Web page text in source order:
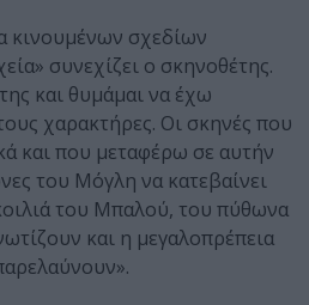
κινουμένων σχεδίων
συνεχίζει ο σκηνοθέτης.
και θυμάμαι να έχω
χαρακτήρες. Οι σκηνές που
και που μεταφέρω σε αυτήν
του Μόγλη να κατεβαίνει
του Μπαλού, του πύθωνα
και η μεγαλοπρέπεια